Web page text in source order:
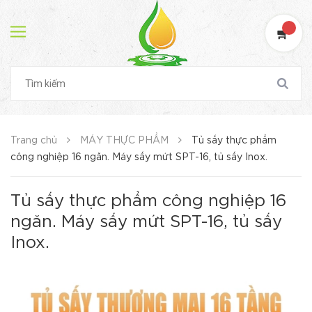
Trang chủ MÁY THỰC PHẨM
Tủ sấy thực phẩm
công nghiệp 16 ngăn. Máy sấy mứt SPT-16, tủ sấy Inox.
Tủ sấy thực phẩm công nghiệp 16
ngăn. Máy sấy mứt SPT-16, tủ sấy
Inox.